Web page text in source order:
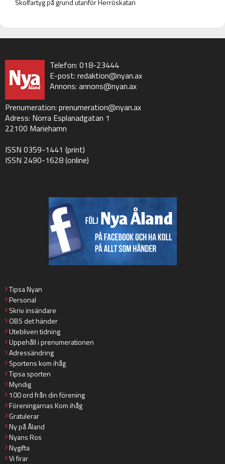
Telefon: 018-23444
E-post: redaktion@nyan.ax
Annons: annons@nyan.ax
Prenumeration: prenumeration@nyan.ax
Adress: Norra Esplanadgatan 1
22100 Mariehamn
ISSN 0359-1441 (print)
ISSN 2490-1628 (online)
Tipsa Nyan
Personal
Skriv insändare
OBS det händer
Utebliven tidning
Uppehåll i prenumerationen
Adressändring
Sportens kom ihåg
Tipsa sporten
Myndig
100 ord från din förening
Föreningarnas Kom ihåg
Gratulerar
Ny på Åland
Nyans Ros
Nygifta
Vi firar